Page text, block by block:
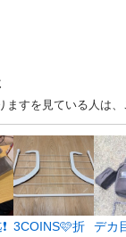
すを見ている人は、
3COINS🩷折
デカ